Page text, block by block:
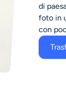
di
foto in
con